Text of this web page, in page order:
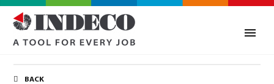
BACK